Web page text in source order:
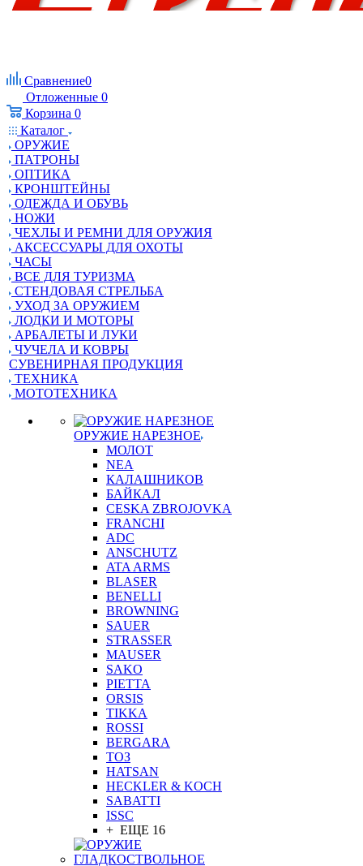
Сравнение0
Отложенные 0
Корзина 0
Каталог
ОРУЖИЕ
ПАТРОНЫ
ОПТИКА
КРОНШТЕЙНЫ
ОДЕЖДА И ОБУВЬ
НОЖИ
ЧЕХЛЫ И РЕМНИ ДЛЯ ОРУЖИЯ
АКСЕССУАРЫ ДЛЯ ОХОТЫ
ЧАСЫ
ВСЕ ДЛЯ ТУРИЗМА
СТЕНДОВАЯ СТРЕЛЬБА
УХОД ЗА ОРУЖИЕМ
ЛОДКИ И МОТОРЫ
АРБАЛЕТЫ И ЛУКИ
ЧУЧЕЛА И КОВРЫ
СУВЕНИРНАЯ ПРОДУКЦИЯ
ТЕХНИКА
МОТОТЕХНИКА
ОРУЖИЕ НАРЕЗНОЕ
МОЛОТ
NEA
КАЛАШНИКОВ
БАЙКАЛ
CESKA ZBROJOVKA
FRANCHI
ADC
ANSCHUTZ
ATA ARMS
BLASER
BENELLI
BROWNING
SAUER
STRASSER
MAUSER
SAKO
PIETTA
ORSIS
TIKKA
ROSSI
BERGARA
ТОЗ
HATSAN
HECKLER & KOCH
SABATTI
ISSC
+ ЕЩЕ 16